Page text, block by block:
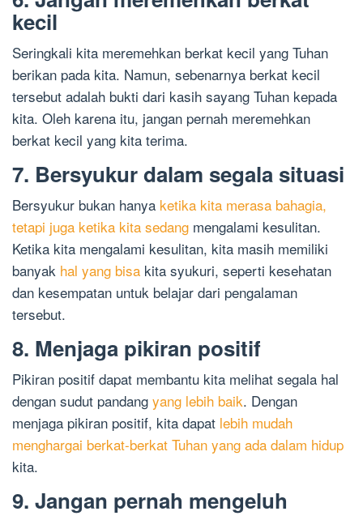
kecil
Seringkali kita meremehkan berkat kecil yang Tuhan
berikan pada kita. Namun, sebenarnya berkat kecil
tersebut adalah bukti dari kasih sayang Tuhan kepada
kita. Oleh karena itu, jangan pernah meremehkan
berkat kecil yang kita terima.
7. Bersyukur dalam segala situasi
Bersyukur bukan hanya ketika kita merasa bahagia,
tetapi juga ketika kita sedang mengalami kesulitan.
Ketika kita mengalami kesulitan, kita masih memiliki
banyak hal yang bisa kita syukuri, seperti kesehatan
dan kesempatan untuk belajar dari pengalaman
tersebut.
8. Menjaga pikiran positif
Pikiran positif dapat membantu kita melihat segala hal
dengan sudut pandang yang lebih baik. Dengan
menjaga pikiran positif, kita dapat lebih mudah
menghargai berkat-berkat Tuhan yang ada dalam hidup
kita.
9. Jangan pernah mengeluh